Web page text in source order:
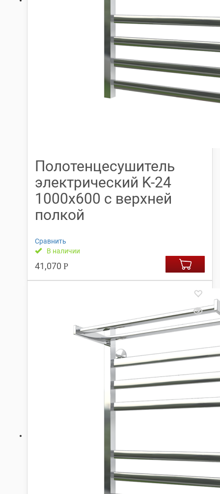
Полотенцесушитель
электрический K-24
1000х600 с верхней
полкой
Сравнить
В наличии
41,070 Р